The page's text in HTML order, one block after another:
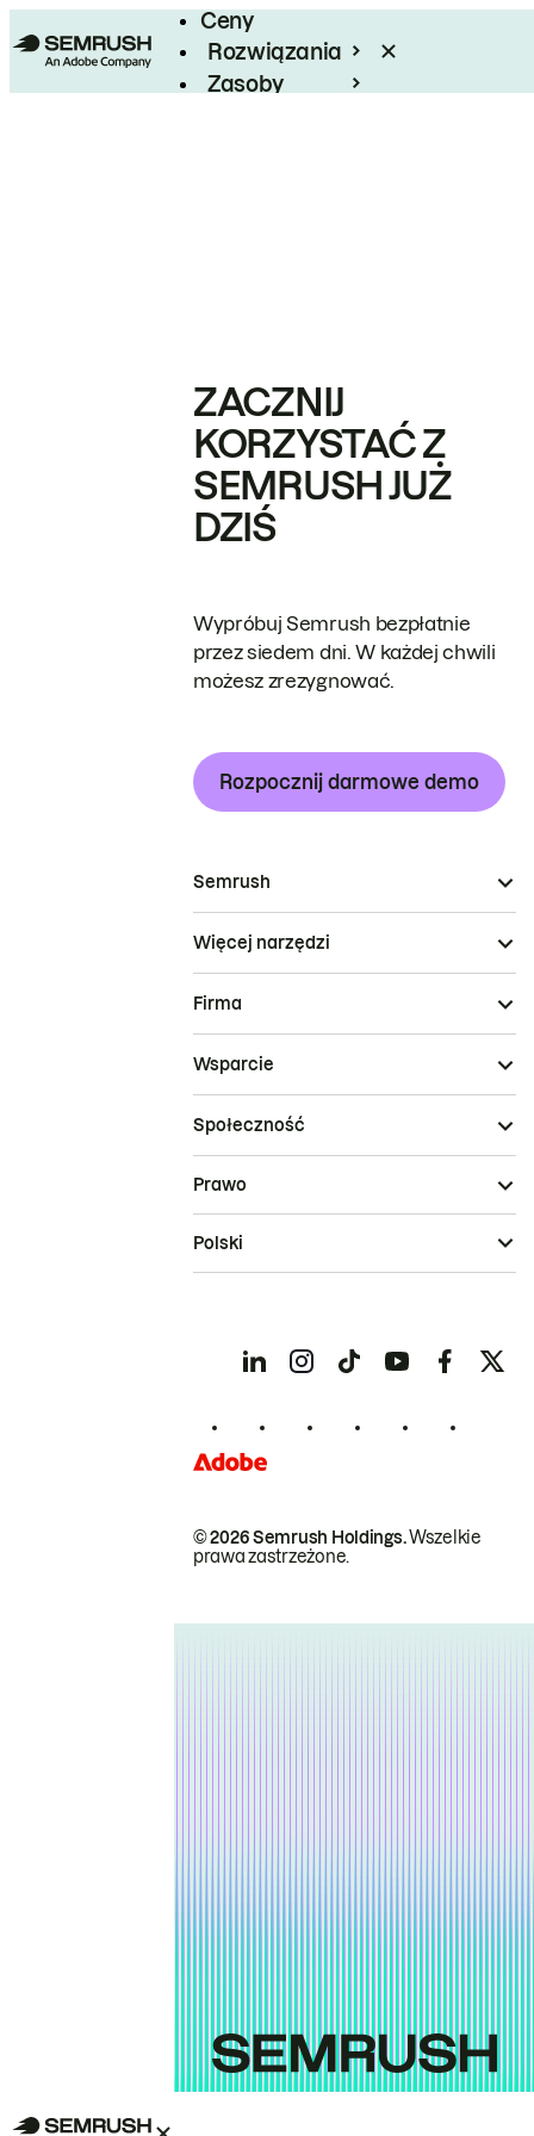
Ceny
Rozwiązania
Zasoby
ZACZNIJ
KORZYSTAĆ Z
SEMRUSH JUŻ
DZIŚ
Wypróbuj Semrush bezpłatnie
przez siedem dni. W każdej chwili
możesz zrezygnować.
Rozpocznij darmowe demo
Semrush
Więcej narzędzi
Firma
Wsparcie
Społeczność
© 2026 Semrush Holdings.Wszelkie
prawa zastrzeżone.
Prawo
Polski